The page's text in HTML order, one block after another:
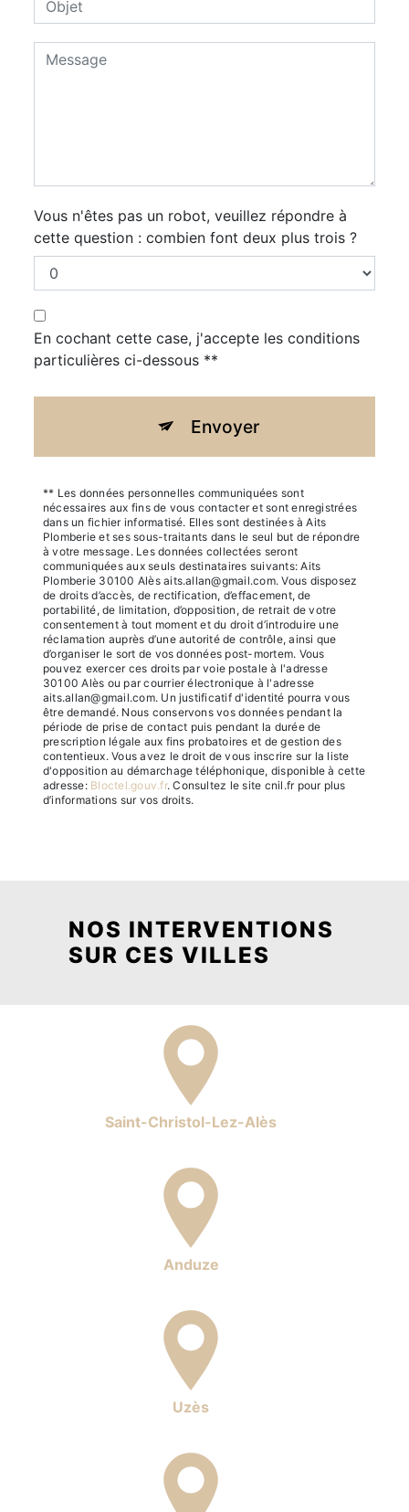
Vous n'êtes pas un robot, veuillez répondre à
cette question : combien font deux plus trois ?
En cochant cette case, j'accepte les conditions
particulières ci-dessous **
Envoyer
** Les données personnelles communiquées sont
nécessaires aux fins de vous contacter et sont enregistrées
dans un fichier informatisé. Elles sont destinées à Aits
Plomberie et ses sous-traitants dans le seul but de répondre
à votre message. Les données collectées seront
communiquées aux seuls destinataires suivants: Aits
Plomberie 30100 Alès aits.allan@gmail.com. Vous disposez
de droits d’accès, de rectification, d’effacement, de
portabilité, de limitation, d’opposition, de retrait de votre
consentement à tout moment et du droit d’introduire une
réclamation auprès d’une autorité de contrôle, ainsi que
d’organiser le sort de vos données post-mortem. Vous
pouvez exercer ces droits par voie postale à l'adresse
30100 Alès ou par courrier électronique à l'adresse
aits.allan@gmail.com. Un justificatif d'identité pourra vous
être demandé. Nous conservons vos données pendant la
période de prise de contact puis pendant la durée de
prescription légale aux fins probatoires et de gestion des
contentieux. Vous avez le droit de vous inscrire sur la liste
d'opposition au démarchage téléphonique, disponible à cette
adresse: Bloctel.gouv.fr. Consultez le site cnil.fr pour plus
d’informations sur vos droits.
NOS INTERVENTIONS
SUR CES VILLES
Saint-Christol-Lez-Alès
Anduze
Uzès